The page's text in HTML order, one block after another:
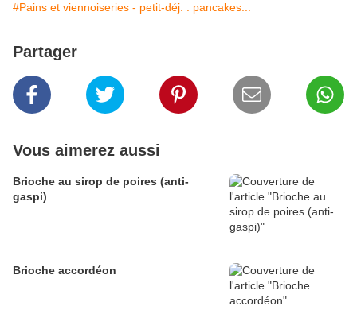
#Pains et viennoiseries - petit-déj. : pancakes...
Partager
Vous aimerez aussi
Brioche au sirop de poires (anti-
gaspi)
Brioche accordéon